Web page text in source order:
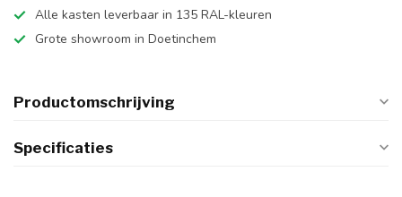
Alle kasten leverbaar in 135 RAL-kleuren
Grote showroom in Doetinchem
Productomschrijving
Specificaties